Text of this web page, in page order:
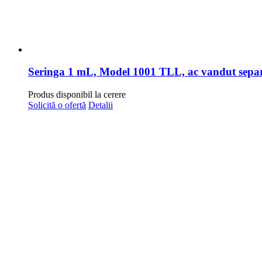
Seringa 1 mL, Model 1001 TLL, ac vandut
Produs disponibil la cerere
Solicită o ofertă Detalii